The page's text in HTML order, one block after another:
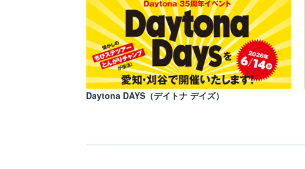
Daytona DAYS（デイトナ デイズ）